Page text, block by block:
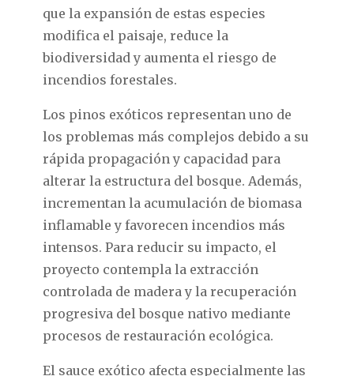
que la expansión de estas especies
modifica el paisaje, reduce la
biodiversidad y aumenta el riesgo de
incendios forestales.
Los pinos exóticos representan uno de
los problemas más complejos debido a su
rápida propagación y capacidad para
alterar la estructura del bosque. Además,
incrementan la acumulación de biomasa
inflamable y favorecen incendios más
intensos. Para reducir su impacto, el
proyecto contempla la extracción
controlada de madera y la recuperación
progresiva del bosque nativo mediante
procesos de restauración ecológica.
El sauce exótico afecta especialmente las